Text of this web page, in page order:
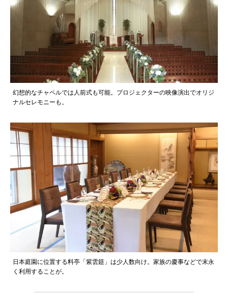
幻想的なチャペルでは人前式も可能。プロジェクターの映像演出でオリジ
ナルセレモニーも。
日本庭園に位置する料亭「紫雲筵」は少人数向け。家族の慶事などで末永
く利用することが。